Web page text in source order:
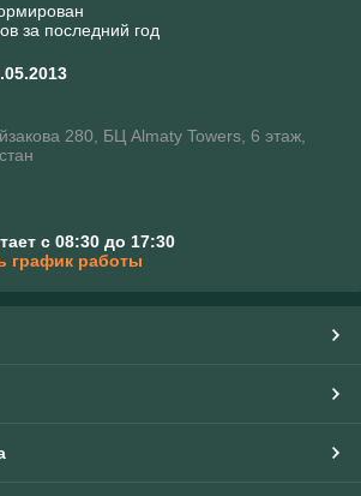
за последний год
280, БЦ Almaty Towers, 6 этаж,
с 08:30 до 17:30
график работы